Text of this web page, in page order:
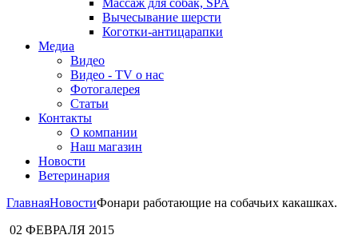
Массаж для собак, SPA
Вычесывание шерсти
Коготки-антицарапки
Медиа
Видео
Видео - TV о нас
Фотогалерея
Статьи
Контакты
О компании
Наш магазин
Новости
Ветеринария
ГлавнаяНовостиФонари работающие на собачьих какашках.
02 ФЕВРАЛЯ 2015